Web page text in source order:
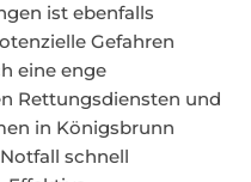
ist ebenfalls
Gefahren
eine enge
Rettungsdiensten und
in Königsbrunn
schnell